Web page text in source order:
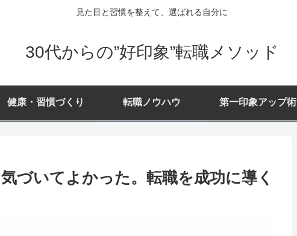
見た目と習慣を整えて、選ばれる自分に
30代からの”好印象”転職メソッド
健康・習慣づくり 転職ノウハウ 第一印象アップ術
づいてよかった。転職を成功に導く